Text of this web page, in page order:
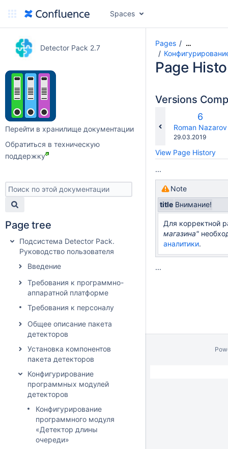
Spaces
Detector Pack 2.7
Перейти в хранилище документации
Обратиться в техническую
поддержку
Page tree
Подсистема Detector Pack.
Руководство пользователя
Введение
Требования к программно-
аппаратной платформе
Требования к персоналу
Общее описание пакета
детекторов
Установка компонентов
пакета детекторов
Конфигурирование
программных модулей
детекторов
Конфигурирование
программного модуля
«Детектор длины
очереди»
Pages …
Page
Versions
Old
6
Roman Nazarov
Saved
29.03.2019
View Page History
...
Note
title Внимание!
Для корректной
магазина"
аналитики.
...